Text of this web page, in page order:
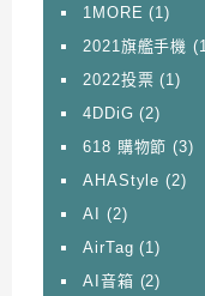
1MORE (1)
2021旗艦手機
2022投票 (1)
4DDiG (2)
618 購物節 (3)
AHAStyle (2)
AI
(2)
AirTag (1)
AI音箱 (2)